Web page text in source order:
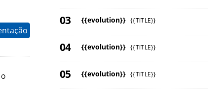
{{evolution}} {{TITLE}}
{{evolution}} {{TITLE}}
{{evolution}} {{TITLE}}